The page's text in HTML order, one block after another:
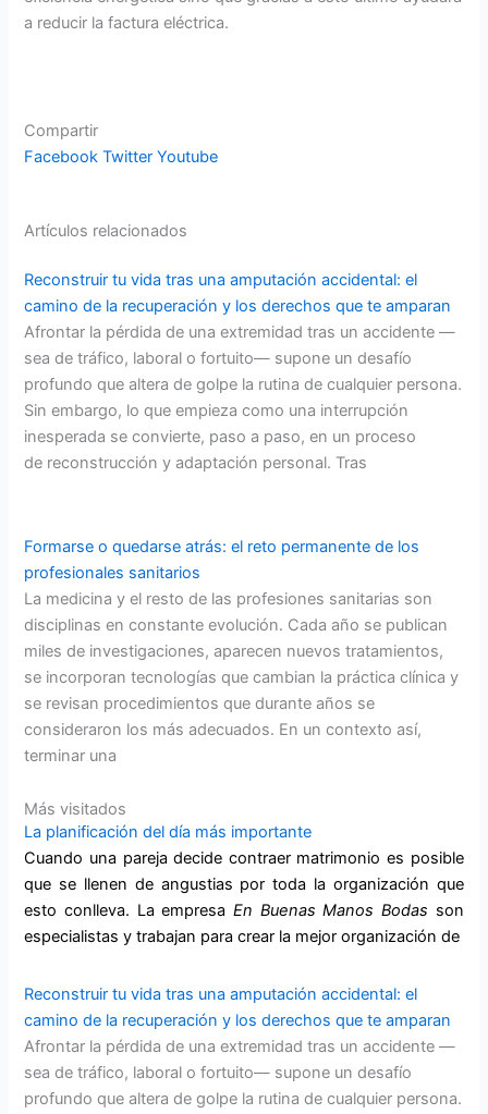
a reducir la factura eléctrica.
Compartir
Facebook Twitter Youtube
Artículos relacionados
Reconstruir tu vida tras una amputación accidental: el
camino de la recuperación y los derechos que te amparan
Afrontar la pérdida de una extremidad tras un accidente —
sea de tráfico, laboral o fortuito— supone un desafío
profundo que altera de golpe la rutina de cualquier persona.
Sin embargo, lo que empieza como una interrupción
inesperada se convierte, paso a paso, en un proceso
de reconstrucción y adaptación personal. Tras
Formarse o quedarse atrás: el reto permanente de los
profesionales sanitarios
La medicina y el resto de las profesiones sanitarias son
disciplinas en constante evolución. Cada año se publican
miles de investigaciones, aparecen nuevos tratamientos,
se incorporan tecnologías que cambian la práctica clínica y
se revisan procedimientos que durante años se
consideraron los más adecuados. En un contexto así,
terminar una
Más visitados
La planificación del día más importante
Cuando una pareja decide contraer matrimonio es posible
que se llenen de angustias por toda la organización que
esto conlleva. La empresa En Buenas Manos Bodas son
especialistas y trabajan para crear la mejor organización de
Reconstruir tu vida tras una amputación accidental: el
camino de la recuperación y los derechos que te amparan
Afrontar la pérdida de una extremidad tras un accidente —
sea de tráfico, laboral o fortuito— supone un desafío
profundo que altera de golpe la rutina de cualquier persona.